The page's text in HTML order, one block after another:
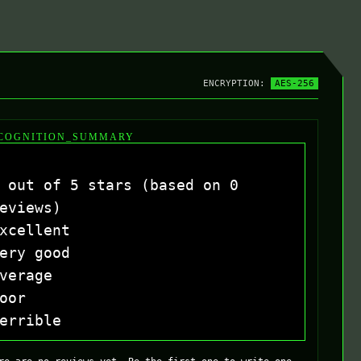
ENCRYPTION: AES-256
out of 5 stars (based on 0
good